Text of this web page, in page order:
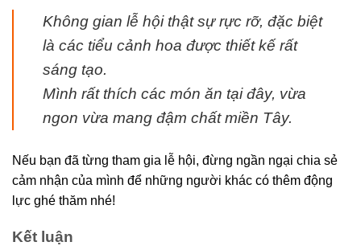
Không gian lễ hội thật sự rực rỡ, đặc biệt
là các tiểu cảnh hoa được thiết kế rất
sáng tạo.
Mình rất thích các món ăn tại đây, vừa
ngon vừa mang đậm chất miền Tây.
Nếu bạn đã từng tham gia lễ hội, đừng ngần ngại chia sẻ
cảm nhận của mình để những người khác có thêm động
lực ghé thăm nhé!
Kết luận